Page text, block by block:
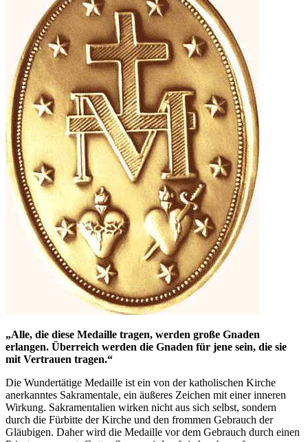
„Alle, die diese Medaille tragen, werden große Gnaden
erlangen. Überreich werden die Gnaden für jene sein, die sie
mit Vertrauen tragen.“
Die Wundertätige Medaille ist ein von der katholischen Kirche
anerkanntes Sakramentale, ein äußeres Zeichen mit einer inneren
Wirkung. Sakramentalien wirken nicht aus sich selbst, sondern
durch die Fürbitte der Kirche und den frommen Gebrauch der
Gläubigen. Daher wird die Medaille vor dem Gebrauch durch einen